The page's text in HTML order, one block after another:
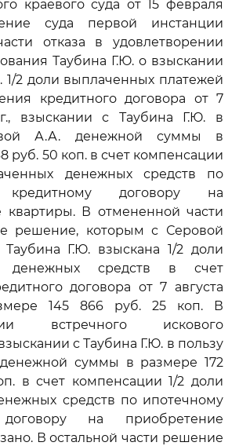
краевого суда от 15 февраля
суда первой инстанции
отказа в удовлетворении
Таубина Г.Ю. о взыскании
2 доли выплаченных платежей
кредитного договора от 7
г., взыскании с Таубина Г.Ю. в
А.А. денежной суммы в
руб. 50 коп. в счет компенсации
денежных средств по
кредитному договору на
квартиры. В отмененной части
решение, которым с Серовой
Г.Ю. взыскана 1/2 доли
денежных средств в счет
договора от 7 августа
145 866 руб. 25 коп. В
встречного искового
с Таубина Г.Ю. в пользу
суммы в размере 172
в счет компенсации 1/2 доли
средств по ипотечному
на приобретение
В остальной части решение